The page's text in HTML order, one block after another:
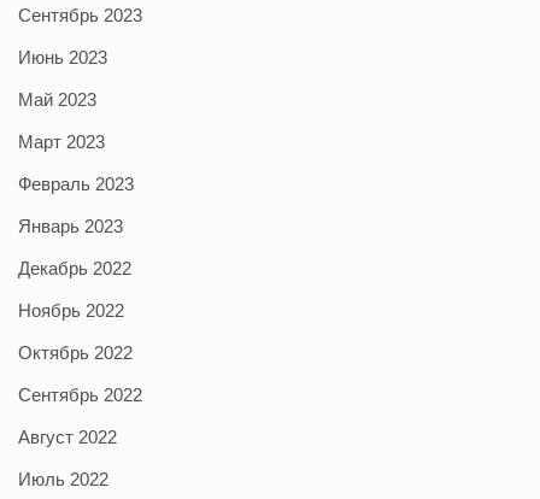
Сентябрь 2023
Июнь 2023
Май 2023
Март 2023
Февраль 2023
Январь 2023
Декабрь 2022
Ноябрь 2022
Октябрь 2022
Сентябрь 2022
Август 2022
Июль 2022